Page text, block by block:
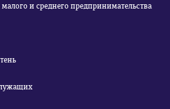
и среднего предпринимательства